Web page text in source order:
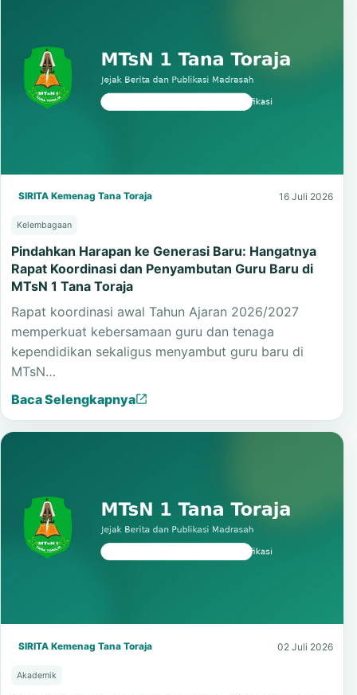
SIRITA Kemenag Tana Toraja 16 Juli 2026
Kelembagaan
Pindahkan Harapan ke Generasi Baru: Hangatnya
Rapat Koordinasi dan Penyambutan Guru Baru di
MTsN 1 Tana Toraja
Rapat koordinasi awal Tahun Ajaran 2026/2027
kependidikan sekaligus menyambut guru baru di